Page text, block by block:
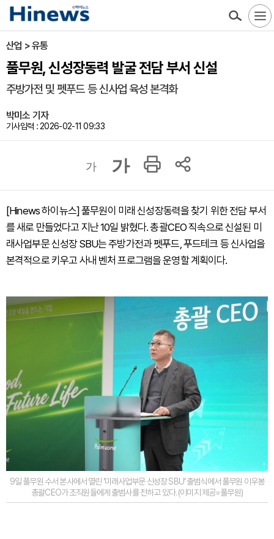
산업 > 유통
풀무원, 신성장동력 발굴 전담 부서 신설
주방가전 및 펫푸드 등 신사업 육성 본격화
박미소 기자
기사입력 : 2026-02-11 09:33
가 가
[Hinews 하이뉴스] 풀무원이 미래 신성장동력을 찾기 위한 전담 부서
를 새로 만들었다고 지난 10일 밝혔다. 총괄CEO 직속으로 신설된 미
래사업부문 신성장 SBU는 주방가전과 펫푸드, 푸드테크 등 신사업을
본격적으로 키우고 사내 벤처 프로그램을 운영할 계획이다.
9일 풀무원 수서 본사에서 열린 '미래사업부문 신성장 SBU' 출범식에서 풀무원 이우봉
총괄CEO가 조직원들에게 출범사를 전하고 있다. (이미지 제공=풀무원)